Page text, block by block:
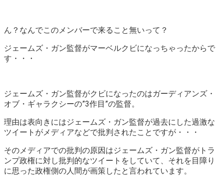
ん？なんでこのメンバーで来ること無いって？
ジェームズ・ガン監督がマーベルクビになっちゃったからで
す・・・
ジェームズ・ガン監督がクビになったのはガーディアンズ・
オブ・ギャラクシーの”3作目”の監督。
理由は表向きにはジェームズ・ガン監督が過去にした過激な
ツイートがメディアなどで批判されたことですが・・・
そのメディアでの批判の原因はジェームズ・ガン監督がトラ
ンプ政権に対し批判的なツイートをしていて、それを目障り
に思った政権側の人間が画策したと言われています。